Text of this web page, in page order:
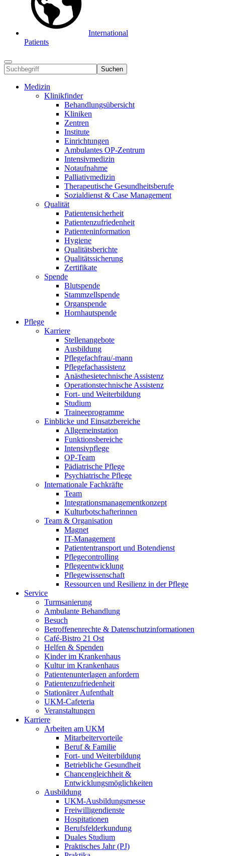
International
Patients
Suchen
Medizin
Klinikfinder
Behandlungsübersicht
Kliniken
Zentren
Institute
Einrichtungen
Ambulantes OP-Zentrum
Intensivmedizin
Notaufnahme
Palliativmedizin
Therapeutische Gesundheitsberufe
Sozialdienst & Case Management
Qualität
Patientensicherheit
Patientenzufriedenheit
Patienteninformation
Hygiene
Qualitätsberichte
Qualitätssicherung
Zertifikate
Spende
Blutspende
Stammzellspende
Organspende
Hornhautspende
Pflege
Karriere
Stellenangebote
Ausbildung
Pflegefachfrau/-mann
Pflegefachassistenz
Anästhesietechnische Assistenz
Operationstechnische Assistenz
Fort- und Weiterbildung
Studium
Traineeprogramme
Einblicke und Einsatzbereiche
Allgemeinstation
Funktionsbereiche
Intensivpflege
OP-Team
Pädiatrische Pflege
Psychiatrische Pflege
Internationale Fachkräfte
Team
Integrationsmanagementkonzept
Kulturbotschafterinnen
Team & Organisation
Magnet
IT-Management
Patiententransport und Botendienst
Pflegecontrolling
Pflegeentwicklung
Pflegewissenschaft
Ressourcen und Resilienz in der Pflege
Service
Turmsanierung
Ambulante Behandlung
Besuch
Betroffenenrechte & Datenschutzinformationen
Café-Bistro 21 Ost
Helfen & Spenden
Kinder im Krankenhaus
Kultur im Krankenhaus
Patientenunterlagen anfordern
Patientenzufriedenheit
Stationärer Aufenthalt
UKM-Cafeteria
Veranstaltungen
Karriere
Arbeiten am UKM
Mitarbeitervorteile
Beruf & Familie
Fort- und Weiterbildung
Betriebliche Gesundheit
Chancengleichheit &
Entwicklungsmöglichkeiten
Ausbildung
UKM-Ausbildungsmesse
Freiwilligendienste
Hospitationen
Berufsfelderkundung
Duales Studium
Praktisches Jahr (PJ)